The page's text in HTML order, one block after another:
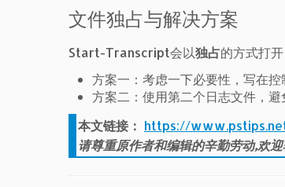
文件独占与解决方案
Start-Transcript会以独占的方式打
方案一：考虑一下必要性，写在
方案二：使用第二个日志文件，避
本文链接： https://
请尊重原作者和编辑的辛勤劳动,欢